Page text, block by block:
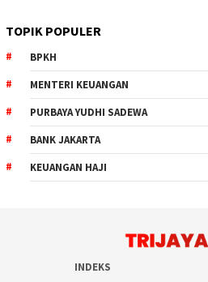
TOPIK POPULER
BPKH
MENTERI KEUANGAN
PURBAYA YUDHI SADEWA
BANK JAKARTA
KEUANGAN HAJI
INDEKS